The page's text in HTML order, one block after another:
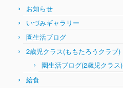
お知らせ
いづみギャラリー
園生活ブログ
2歳児クラス(ももたろうクラブ)
園生活ブログ(2歳児クラス)
給食